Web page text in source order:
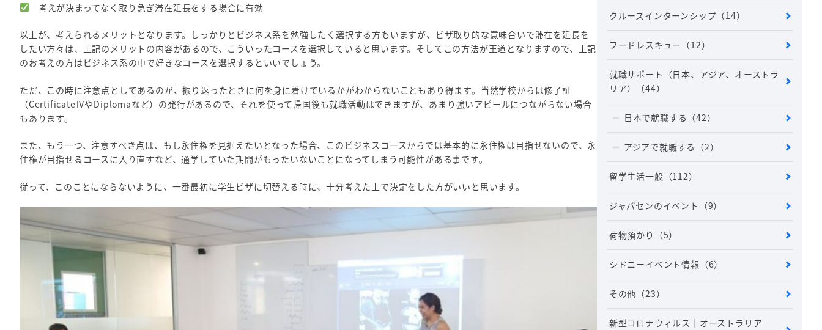
考えが決まってなく取り急ぎ滞在延長をする場合に有効
以上が、考えられるメリットとなります。しっかりとビジネス系を勉強したく選択する方もいますが、ビザ取り的な意味合いで滞在を延長を
したい方々は、上記のメリットの内容があるので、こういったコースを選択していると思います。そしてこの方法が王道となりますので、上記
のお考えの方はビジネス系の中で好きなコースを選択するといいでしょう。
ただ、この時に注意点としてあるのが、振り返ったときに何を身に着けているかがわからないこともあり得ます。当然学校からは修了証
（CertificateⅣやDiplomaなど）の発行があるので、それを使って帰国後も就職活動はできますが、あまり強いアピールにつながらない場合
もあります。
また、もう一つ、注意すべき点は、もし永住権を見据えたいとなった場合、このビジネスコースからでは基本的に永住権は目指せないので、永
住権が目指せるコースに入り直すなど、通学していた期間がもったいないことになってしまう可能性がある事です。
従って、このことにならないように、一番最初に学生ビザに切替える時に、十分考えた上で決定をした方がいいと思います。
クルーズインターンシップ （14）
フードレスキュー （12）
就職サポート（日本、アジア、オーストラ
リア）
（44）
日本で就職する （42）
アジアで就職する （2）
留学生活一般 （112）
ジャパセンのイベント （9）
荷物預かり （5）
シドニーイベント情報 （6）
その他 （23）
新型コロナウィルス｜オーストラリア